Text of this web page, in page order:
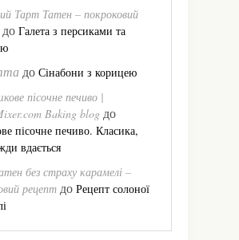
Тарт Татен – покроковий
до Галета з персиками та
до Сінабони з корицею
пісочне печиво |
Baking blog до
пісочне печиво. Класика,
вдається
без страху карамелі –
рецепт до Рецепт солоної